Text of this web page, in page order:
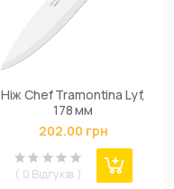
Ніж Chef Tramontina Lyf,
178 мм
202.00 грн
( 0 Відгуків )